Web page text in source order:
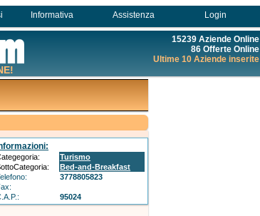
Informativa Assistenza Login
15239 Aziende Online
86 Offerte Online
Ultime 10 Aziende inserite
Turismo
Bed-and-Breakfast
3778805823
95024